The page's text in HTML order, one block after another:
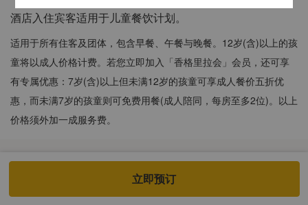
酒店入住宾客适用于儿童餐饮计划。
适用于所有住客及团体，包含早餐、午餐与晚餐。12岁(含)以上的孩
童将以成人价格计费。若您立即加入「香格里拉会」会员，还可享
有专属优惠：7岁(含)以上但未满12岁的孩童可享成人餐价五折优
惠，而未满7岁的孩童则可免费用餐(成人陪同，每房至多2位)。以上
价格须外加一成服务费。
立即预订